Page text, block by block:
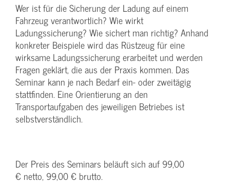
Wer ist für die Sicherung der Ladung auf einem
Fahrzeug verantwortlich? Wie wirkt
Ladungssicherung? Wie sichert man richtig? Anhand
konkreter Beispiele wird das Rüstzeug für eine
wirksame Ladungssicherung erarbeitet und werden
Fragen geklärt, die aus der Praxis kommen. Das
Seminar kann je nach Bedarf ein- oder zweitägig
stattfinden. Eine Orientierung an den
Transportaufgaben des jeweiligen Betriebes ist
selbstverständlich.
Der Preis des Seminars beläuft sich auf 99,00
€ netto, 99,00 € brutto.